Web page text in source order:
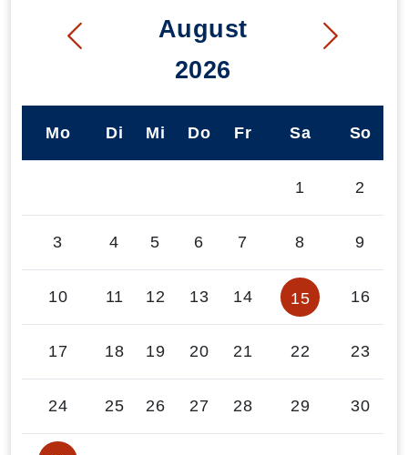
August
2026
Mo Di Mi Do Fr Sa So
1 2
3 4 5 6 7 8 9
10 11 12 13 14 15 16
17 18 19 20 21 22 23
24 25 26 27 28 29 30